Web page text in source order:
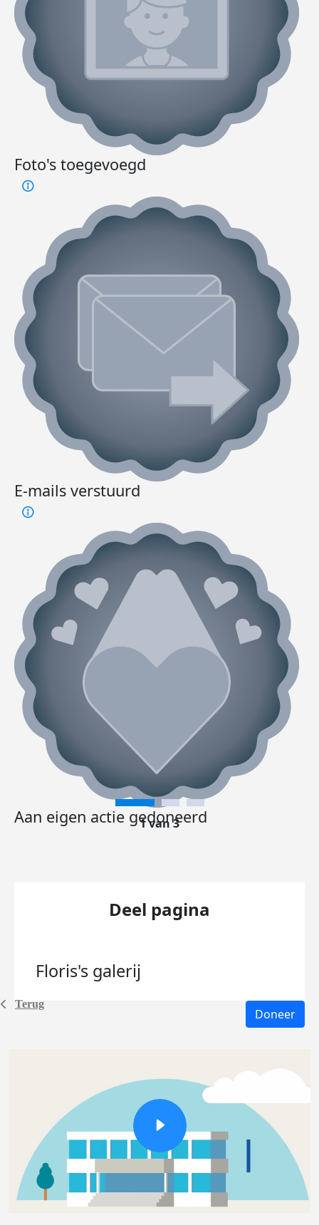
Terug
Foto's toegevoegd
E-mails verstuurd
Aan eigen actie gedoneerd
1 van 3
Deel pagina
Floris's galerij
Doneer